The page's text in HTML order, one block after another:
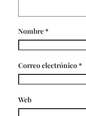
Nombre*
Correo electrónico*
Web